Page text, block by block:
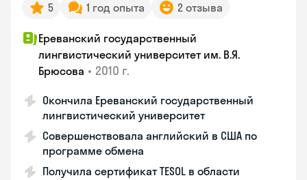
5 1 год опыта 2 отзыва
Ереванский государственный
лингвистический университет им. В.Я.
Брюсова • 2010 г.
Окончила Ереванский государственный
лингвистический университет
Совершенствовала английский в США по
программе обмена
Получила сертификат TESOL в области